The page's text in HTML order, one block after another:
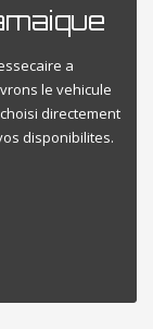
a
le vehicule
directement
disponibilites.